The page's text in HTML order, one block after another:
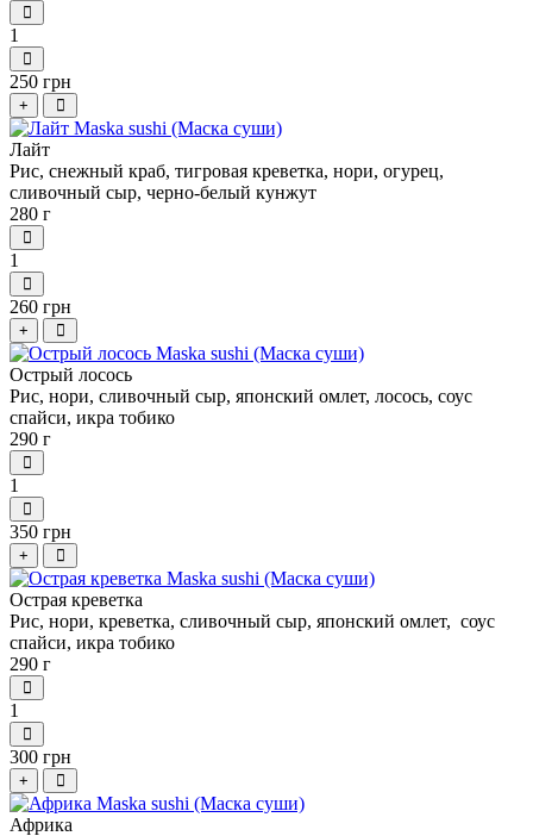
1
250 грн
+
Лайт
Рис, снежный краб, тигровая креветка, нори, огурец,
сливочный сыр, черно-белый кунжут
280 г
1
260 грн
+
Острый лосось
Рис, нори, сливочный сыр, японский омлет, лосось, соус
спайси, икра тобико
290 г
1
350 грн
+
Острая креветка
Рис, нори, креветка, сливочный сыр, японский омлет, соус
спайси, икра тобико
290 г
1
300 грн
+
Африка